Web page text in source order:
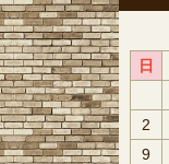
日
2
9